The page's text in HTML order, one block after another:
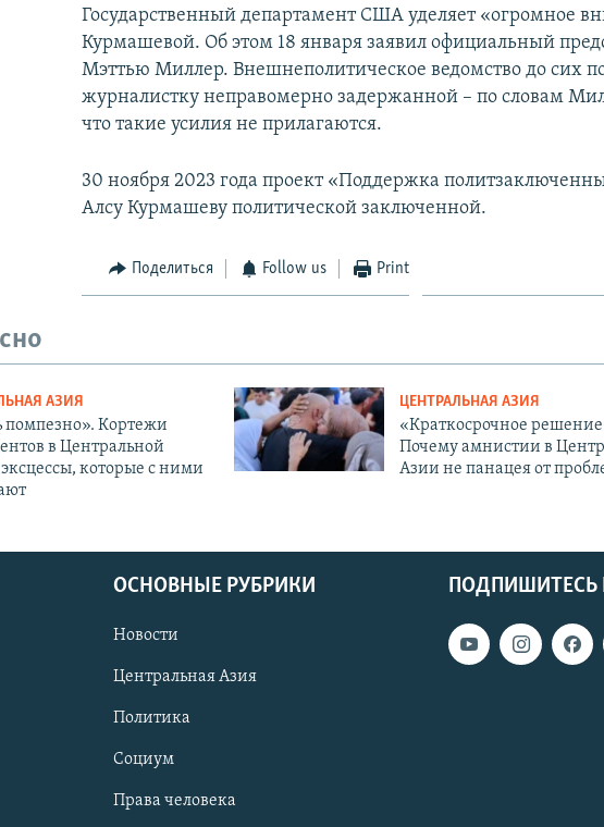
Государственный департамент США уделяет «огромное
Курмашевой. Об этом 18 января заявил официальный
Мэттью Миллер. Внешнеполитическое ведомство до сих
журналистку неправомерно задержанной – по словам
что такие усилия не прилагаются.
30 ноября 2023 года проект «Поддержка
Алсу Курмашеву политической заключенной.
Поделиться Follow us Print
АЗИЯ
помпезно». Кортежи
в Центральной
которые с ними
ЦЕНТРАЛЬНАЯ АЗИЯ
«Краткосрочное
Почему амнистии в
Азии не панацея от
ПОДПИШИТЕСЬ
ОСНОВНЫЕ РУБРИКИ
Новости
Центральная Азия
Политика
Социум
Права человека